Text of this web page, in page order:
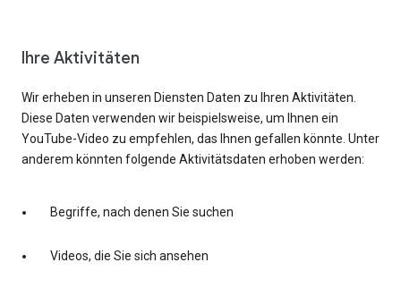
Ihre Aktivitäten
Wir erheben in unseren Diensten Daten zu Ihren Aktivitäten.
Diese Daten verwenden wir beispielsweise, um Ihnen ein
YouTube-Video zu empfehlen, das Ihnen gefallen könnte. Unter
anderem könnten folgende Aktivitätsdaten erhoben werden:
Begriffe, nach denen Sie suchen
Videos, die Sie sich ansehen